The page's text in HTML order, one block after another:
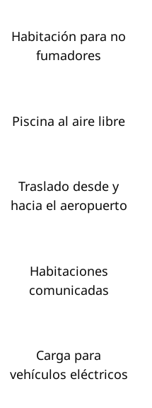
Habitación para no
fumadores
Piscina al aire libre
Traslado desde y
hacia el aeropuerto
Habitaciones
comunicadas
Carga para
vehículos eléctricos